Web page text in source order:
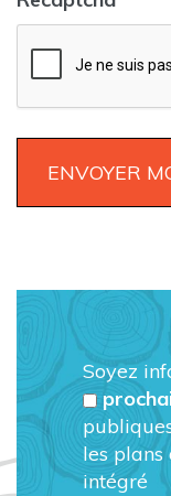
Soyez
les plans
intégré